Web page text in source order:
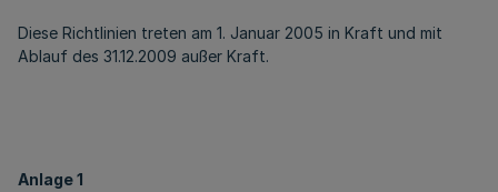
Diese Richtlinien treten am 1. Januar 2005 in Kraft und mit
Ablauf des 31.12.2009 außer Kraft.
Anlage 1